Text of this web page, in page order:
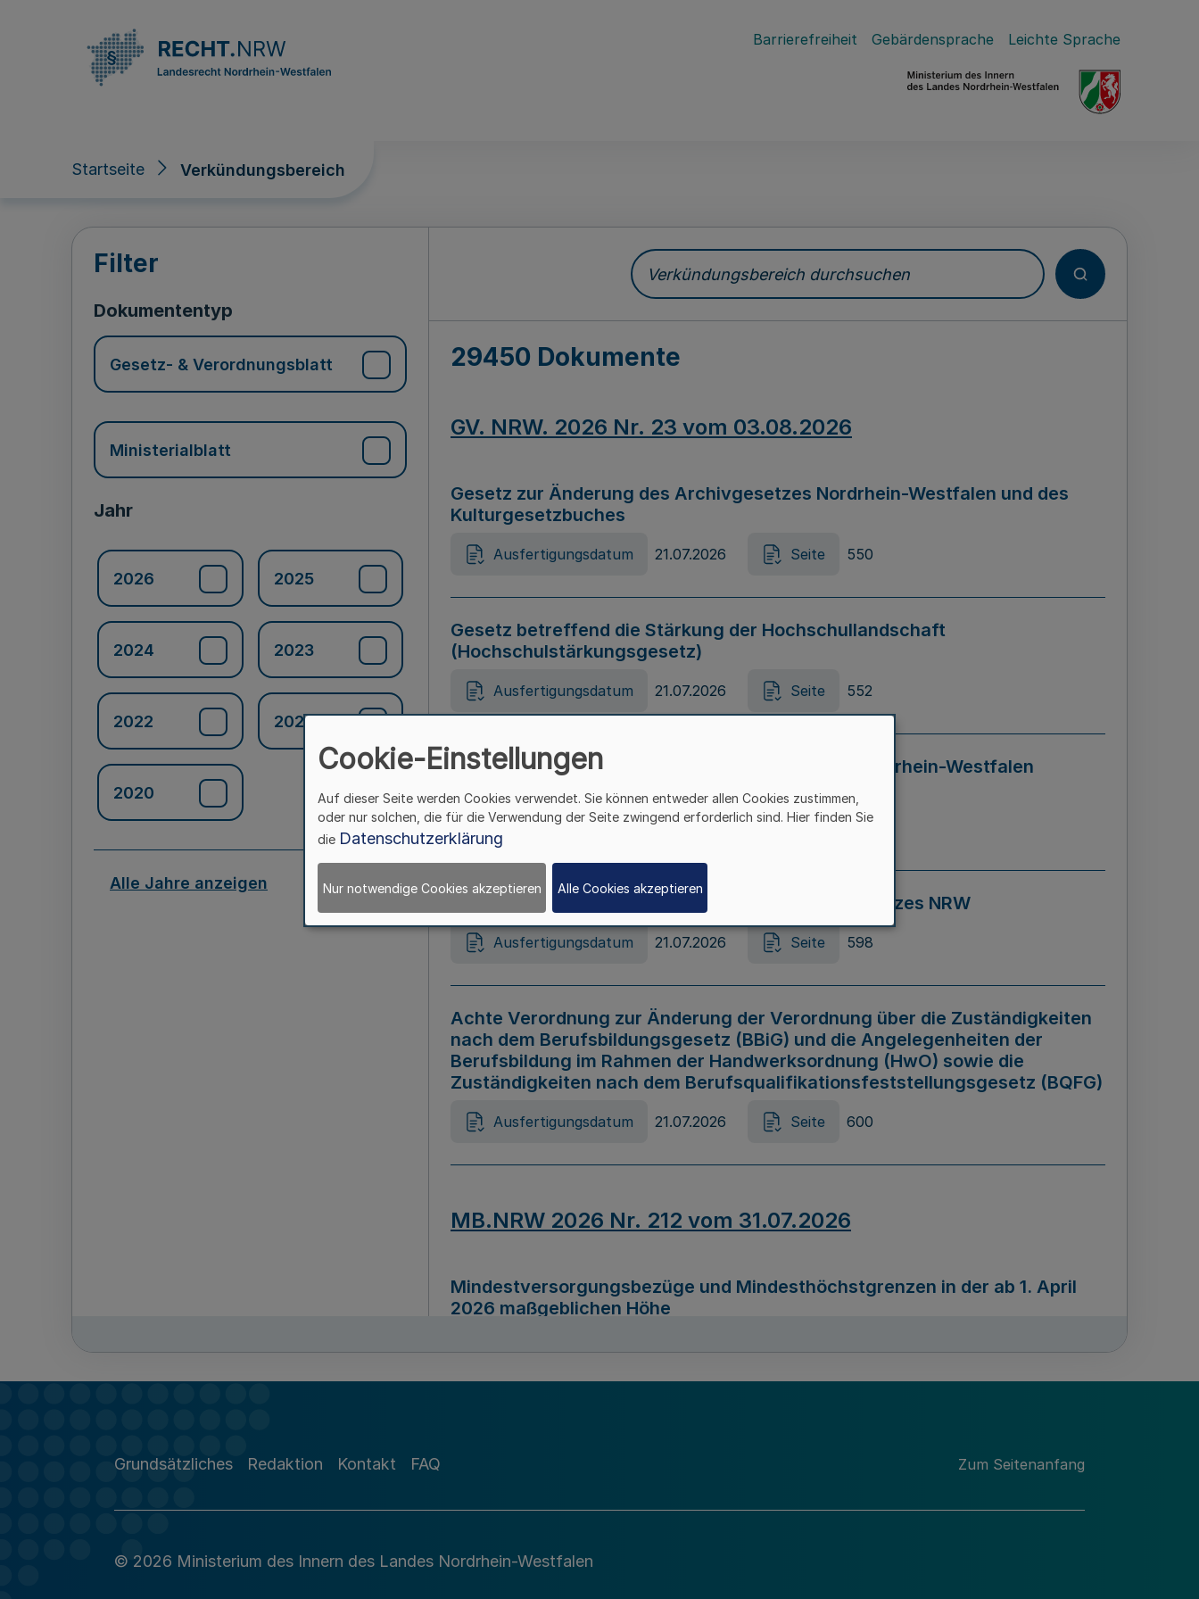
Barrierefreiheit Gebärdensprache Leichte Sprache
Startseite Verkündungsbereich
Verkündungsbereich
Filter
Dokumententyp
Gesetz- & Verordnungsblatt
Ministerialblatt
Jahr
2026 2025
2024 2023
2022 2021
2020
Alle Jahre anzeigen
Verkündungsbereich durchsuchen
29450 Dokumente
GV. NRW. 2026 Nr. 23 vom 03.08.2026
Gesetz zur Änderung des Archivgesetzes Nordrhein-Westfalen und des
Kulturgesetzbuches
Ausfertigungsdatum 21.07.2026 Seite 550
Gesetz betreffend die Stärkung der Hochschullandschaft
(Hochschulstärkungsgesetz)
Ausfertigungsdatum 21.07.2026 Seite 552
Gesetz zur Vermeidung von Diskriminierung in Nordrhein-Westfalen
(Landesantidiskriminierungsgesetz – LADG NRW)
Ausfertigungsdatum 21.07.2026 Seite 595
Gesetz zur Änderung des Online-Casinospiel Gesetzes NRW
Ausfertigungsdatum 21.07.2026 Seite 598
Achte Verordnung zur Änderung der Verordnung über die Zuständigkeiten
nach dem Berufsbildungsgesetz (BBiG) und die Angelegenheiten der
Berufsbildung im Rahmen der Handwerksordnung (HwO) sowie die
Zuständigkeiten nach dem Berufsqualifikationsfeststellungsgesetz (BQFG)
Ausfertigungsdatum 21.07.2026 Seite 600
MB.NRW 2026 Nr. 212 vom 31.07.2026
Mindestversorgungsbezüge und Mindesthöchstgrenzen in der ab 1. April
2026 maßgeblichen Höhe
Richtlinie zur Durchführung des Förderprogramms „Mittelstand Innovativ &
Grundsätzliches Redaktion Kontakt FAQ Zum Seitenanfang
© 2026 Ministerium des Innern des Landes Nordrhein-Westfalen
Cookie-Einstellungen
Auf dieser Seite werden Cookies verwendet. Sie können entweder allen Cookies zustimmen,
oder nur solchen, die für die Verwendung der Seite zwingend erforderlich sind. Hier finden Sie
die Datenschutzerklärung
Nur notwendige Cookies akzeptieren Alle Cookies akzeptieren